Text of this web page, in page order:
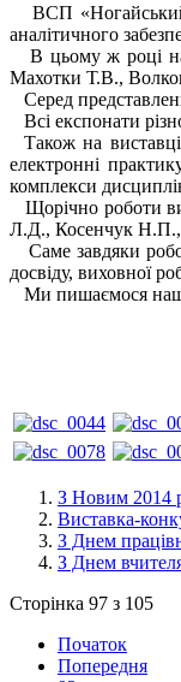
ВСП «Ногайський
аналітичного
В цьому ж році на
Махотки Т.В.,
Серед
Всі експонати
Також на
електронні
комплекси
Щорічно роботи
Л.Д., Косенчук Н.П.,
Саме завдяки
досвіду, виховної
Ми пишаємося
З Новим 2014
Виставка-
З Днем
З Днем
Сторінка 97 з 105
Початок
Попередня